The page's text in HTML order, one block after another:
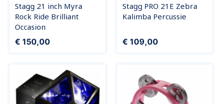
Stagg 21 inch Myra
Rock Ride Brilliant
Occasion
Prijs
€ 150,00
Stagg PRO 21E Zebra
Kalimba Percussie
Prijs
€ 109,00